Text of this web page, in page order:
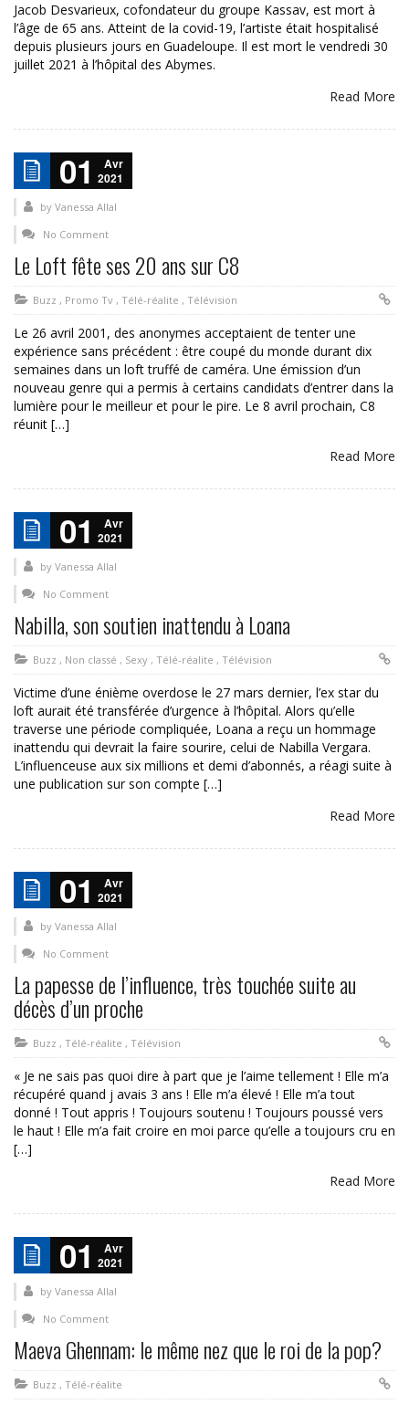
Jacob Desvarieux, cofondateur du groupe Kassav, est mort à
l’âge de 65 ans. Atteint de la covid-19, l’artiste était hospitalisé
depuis plusieurs jours en Guadeloupe. Il est mort le vendredi 30
juillet 2021 à l’hôpital des Abymes.
Read More
01
Avr
2021
by Vanessa Allal
No Comment
Le Loft fête ses 20 ans sur C8
Buzz , Promo Tv , Télé-réalite , Télévision
Le 26 avril 2001, des anonymes acceptaient de tenter une
expérience sans précédent : être coupé du monde durant dix
semaines dans un loft truffé de caméra. Une émission d’un
nouveau genre qui a permis à certains candidats d’entrer dans la
lumière pour le meilleur et pour le pire. Le 8 avril prochain, C8
réunit […]
Read More
01
Avr
2021
by Vanessa Allal
No Comment
Nabilla, son soutien inattendu à Loana
Buzz , Non classé , Sexy , Télé-réalite , Télévision
Victime d’une énième overdose le 27 mars dernier, l’ex star du
loft aurait été transférée d’urgence à l’hôpital. Alors qu’elle
traverse une période compliquée, Loana a reçu un hommage
inattendu qui devrait la faire sourire, celui de Nabilla Vergara.
L’influenceuse aux six millions et demi d’abonnés, a réagi suite à
une publication sur son compte […]
Read More
01
Avr
2021
by Vanessa Allal
No Comment
La papesse de l’influence, très touchée suite au
décès d’un proche
Buzz , Télé-réalite , Télévision
« Je ne sais pas quoi dire à part que je l’aime tellement ! Elle m’a
récupéré quand j avais 3 ans ! Elle m’a élevé ! Elle m’a tout
donné ! Tout appris ! Toujours soutenu ! Toujours poussé vers
le haut ! Elle m’a fait croire en moi parce qu’elle a toujours cru en
[…]
Read More
01
Avr
2021
by Vanessa Allal
No Comment
Maeva Ghennam: le même nez que le roi de la pop?
Buzz , Télé-réalite